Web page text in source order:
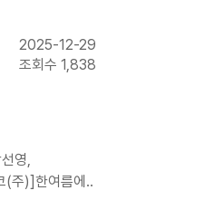
2025-12-29
조회수 1,838
영,
(주)]한여름에..